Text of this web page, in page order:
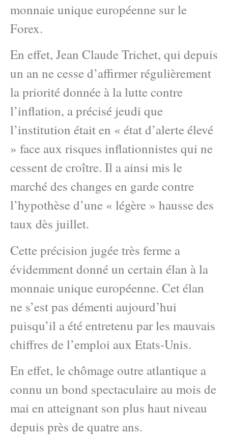
monnaie unique européenne sur le
Forex.
En effet, Jean Claude Trichet, qui depuis
un an ne cesse d’affirmer régulièrement
la priorité donnée à la lutte contre
l’inflation, a précisé jeudi que
l’institution était en « état d’alerte élevé
» face aux risques inflationnistes qui ne
cessent de croître. Il a ainsi mis le
marché des changes en garde contre
l’hypothèse d’une « légère » hausse des
taux dès juillet.
Cette précision jugée très ferme a
évidemment donné un certain élan à la
monnaie unique européenne. Cet élan
ne s’est pas démenti aujourd’hui
puisqu’il a été entretenu par les mauvais
chiffres de l’emploi aux Etats-Unis.
En effet, le chômage outre atlantique a
connu un bond spectaculaire au mois de
mai en atteignant son plus haut niveau
depuis près de quatre ans.